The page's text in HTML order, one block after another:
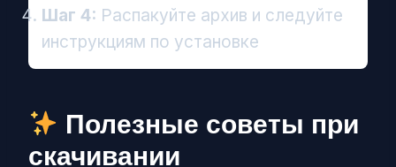
Шаг 4: Распакуйте архив и следуйте
инструкциям по установке
Полезные советы при
скачивании